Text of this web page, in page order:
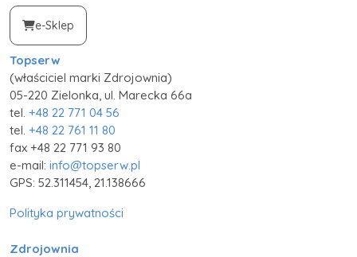
e-Sklep
Topserw
(właściciel marki Zdrojownia)
05-220 Zielonka, ul. Marecka 66a
tel. +48 22 771 04 56
tel. +48 22 761 11 80
fax +48 22 771 93 80
e-mail: info@topserw.pl
GPS: 52.311454, 21.138666
Polityka prywatności
Zdrojownia